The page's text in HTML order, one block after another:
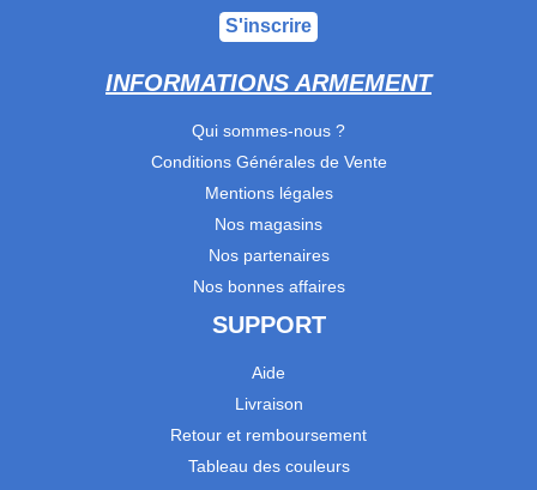
S'inscrire
INFORMATIONS ARMEMENT
Qui sommes-nous ?
Conditions Générales de Vente
Mentions légales
Nos magasins
Nos partenaires
Nos bonnes affaires
SUPPORT
Aide
Livraison
Retour et remboursement
Tableau des couleurs